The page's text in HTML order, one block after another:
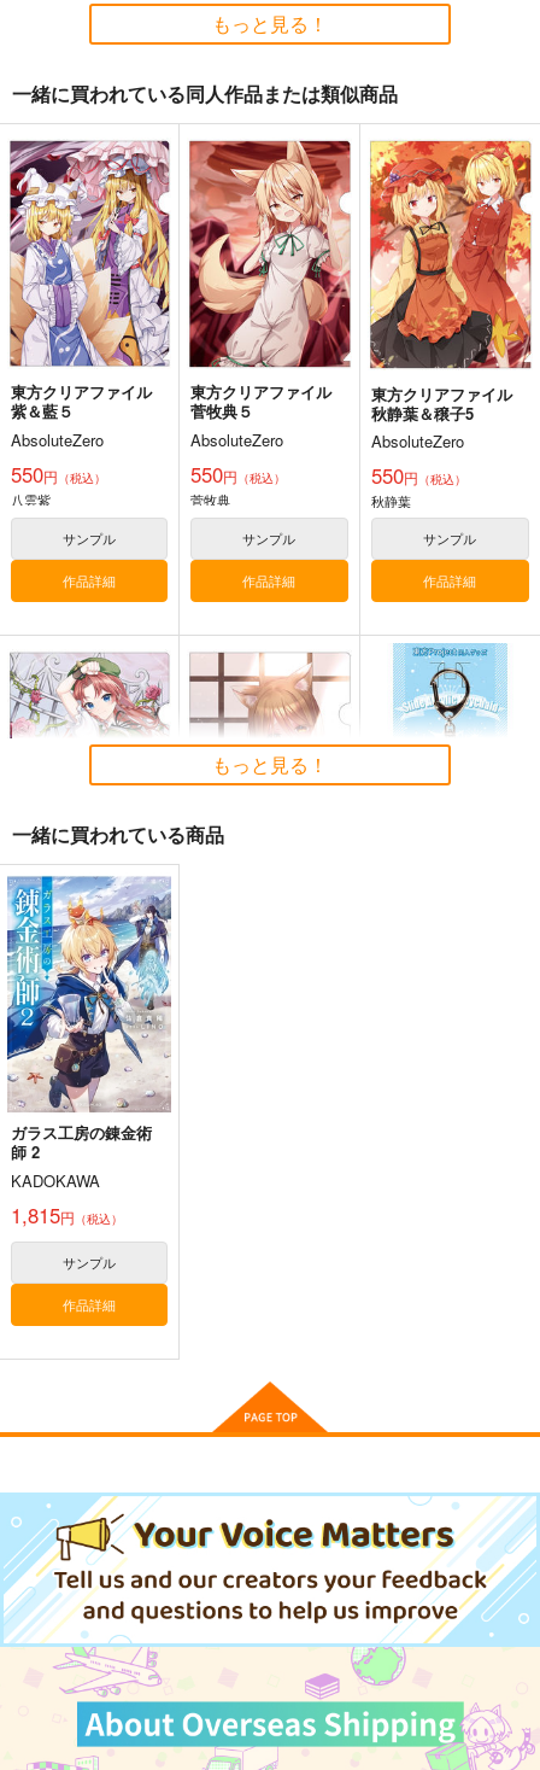
（税込）
カート
東方Project
カート
1,760円（税込）
カート
寂光寂
滅 ～ The Truth of th
e Cessation of Dukk
ha
Demetori
1,320 （税込）
カート
東方剛欲異聞～水没し
た沈愁地獄
黄昏フロンティア
2,200 （税込）
カート
東方スライドキーホル
ダー 十六夜咲夜
AbsoluteZero
990円（税込）
東方Project
十六夜咲夜
サンプル
東方スライドキーホル
ダー 魂魄妖夢
AbsoluteZero
990円（税込）
東方Project 魂魄妖夢
サンプル
東方スライドキーホル
ダー 古明地さとり
AbsoluteZero
990円（税込）
東方Project
古明地さとり
サンプル
東方スライドキーホル
ダー 古明地こいし
AbsoluteZero
（税込）
古明地こいし
サンプル
カート
東方スライドキーホル
ダー 依神紫苑
AbsoluteZero
990円（税込）
東方スライドキーホル
ダー レミリア
AbsoluteZero
990円（税込）
東方スライドキーホル
ダー フランドール
AbsoluteZero
990円（税込）
東方Project
サンプル
もっと見る！
一緒に買われている同人作品または類似商品
東方クリアファイル
紫＆藍５
AbsoluteZero
550円 （税込）
八雲紫
サンプル
作品詳細
東方クリアファイル
菅牧典５
AbsoluteZero
550円 （税込）
菅牧典
サンプル
作品詳細
東方クリアファイル
秋静葉＆穣子5
AbsoluteZero
550円 （税込）
秋静葉
サンプル
作品詳細
東方クリアファイル
紅美鈴８
AbsoluteZero
550円（税込）
紅美鈴
サンプル
作品詳細
ダー 霧雨魔理沙
990円 （税込）
霧雨魔理沙
サンプル
作品詳細
東方スライドキーホル
ダー 博麗霊夢
990円（税込）
博麗霊夢
作品詳細
ダー 比那名居天子
990円（税込）
比那名居天子
サンプル
作品詳細
もっと見る！
一緒に買われている商品
ガラス工房の錬金術
師 2
KADOKAWA
1,815円 （税込）
サンプル
作品詳細